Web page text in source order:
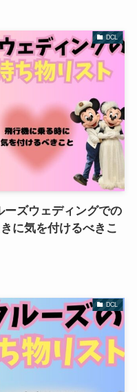
DCL
ーズウェディングでの
に気を付けるべきこ
DCL